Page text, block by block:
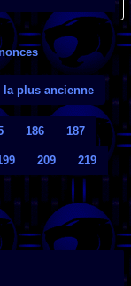
la plus ancienne
186 187
209 219